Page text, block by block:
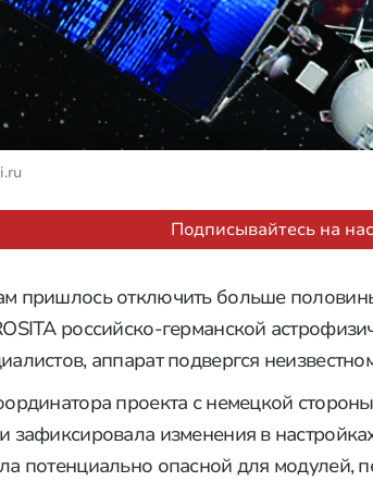
Подписывайтесь на
пришлось отключить больше
российско-германской
аппарат подвергся
проекта с немецкой
зафиксировала изменения в
потенциально опасной для модулей,